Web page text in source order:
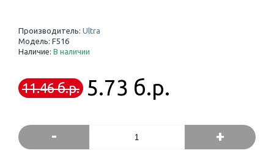
Производитель: Ultra
Модель: F516
Наличие: В наличии
11.46 б.р. 5.73 б.р.
- +